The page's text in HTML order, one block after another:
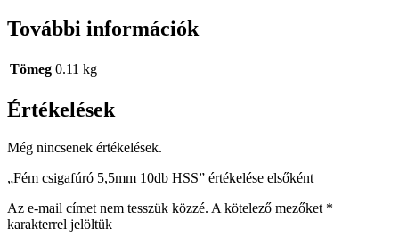
További információk
Tömeg 0.11 kg
Értékelések
Még nincsenek értékelések.
„Fém csigafúró 5,5mm 10db HSS” értékelése elsőként
Az e-mail címet nem tesszük közzé. A kötelező mezőket *
karakterrel jelöltük